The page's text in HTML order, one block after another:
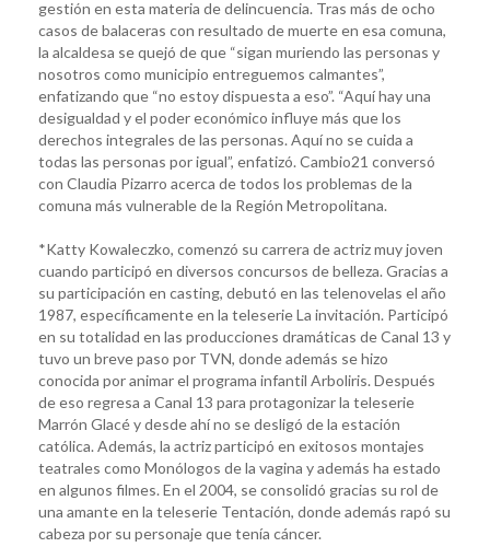
gestión en esta materia de delincuencia. Tras más de ocho
casos de balaceras con resultado de muerte en esa comuna,
la alcaldesa se quejó de que “sigan muriendo las personas y
nosotros como municipio entreguemos calmantes”,
enfatizando que “no estoy dispuesta a eso”. “Aquí hay una
desigualdad y el poder económico influye más que los
derechos integrales de las personas. Aquí no se cuida a
todas las personas por igual”, enfatizó. Cambio21 conversó
con Claudia Pizarro acerca de todos los problemas de la
comuna más vulnerable de la Región Metropolitana.
*Katty Kowaleczko, comenzó su carrera de actriz muy joven
cuando participó en diversos concursos de belleza. Gracias a
su participación en casting, debutó en las telenovelas el año
1987, específicamente en la teleserie La invitación. Participó
en su totalidad en las producciones dramáticas de Canal 13 y
tuvo un breve paso por TVN, donde además se hizo
conocida por animar el programa infantil Arboliris. Después
de eso regresa a Canal 13 para protagonizar la teleserie
Marrón Glacé y desde ahí no se desligó de la estación
católica. Además, la actriz participó en exitosos montajes
teatrales como Monólogos de la vagina y además ha estado
en algunos filmes. En el 2004, se consolidó gracias su rol de
una amante en la teleserie Tentación, donde además rapó su
cabeza por su personaje que tenía cáncer.